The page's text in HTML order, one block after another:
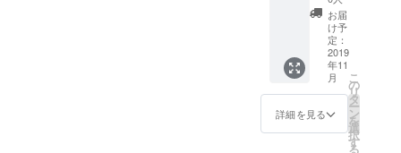
かの力
になり
ます。
※支援
時、備
考欄に
『お名
前 or
先的に
対応い
たしま
す。 ※
注意事
項は画
像に記
載 この
前掲載
（4ブ
ロック
目） ③
応援
メッ
セージ
50文字
（4ブ
支援者
限定特
設ペー
ジ」へ
のご参
加】で
す。ご
支援金
はサー
お届
け予
定：
2019
年11
月
詳細を見る
こ
の
リ
タ
ー
ン
を
選
択
す
る